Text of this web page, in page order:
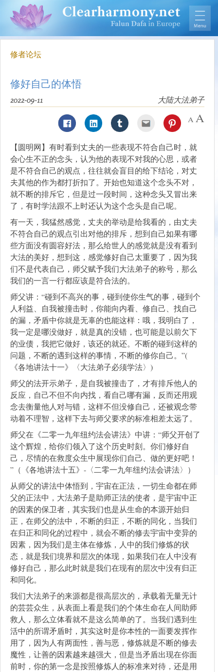
修者论坛
修好自己的体悟
大陆大法弟子
2022-09-11
【圆明网】有时看到丈夫的一些表现不符合自己时，就
会心生不正的念头，认为他的表现不对我的心思，或者
是不符合自己的观点，往往就会盲目的给下结论，对丈
夫其他的作为都打折扣了。开始也知道这个念头不对，
就不断的排斥它，但是过一段时间，这种念头又冒出来
了，有时学法跟不上时还认为这个念头是自己呢。
有一天，我猛然感觉，丈夫的举动是给我看的，由丈夫
不符合自己的观点引出对他的排斥，想到自己如果有哪
些方面没有圆容好法，那么给世人的感觉就是没有看到
大法的美好，想到这，感觉修好自己太重要了，因为我
们不是代表自己，师父赋予我们大法弟子的称号，那么
我们的一言一行都应该是符合法的。
师父讲：“碰到不高兴的事，碰到使你生气的事，碰到个
人利益、自我被撞击时，你能向内看、修自己、找自己
的漏，矛盾中你就是无辜的也能这样：哦，我明白了，
我一定是哪没做好，就是真的没错，也可能是以前欠下
的业债，我把它做好，该还的就还。不断的碰到这样的
问题，不断的遇到这样的事情，不断的修你自己。”(
《各地讲法十一》〈大法弟子必须学法〉)
师父的法开示弟子，是自我被撞击了，才有排斥他人的
反应，自己不但不向内找，看自己哪有漏，反而还用观
念去衡量他人对与错，这样不但没修自己，还被观念带
动着不理智，这样下去与师父要求的标准相差太远了。
师父在《二零一九年纽约法会讲法》中讲：“师父开创了
这个辉煌，给你们领入了这个历史时刻。你们修好自
己，尽情的在救度众生中展现你们自己、做的更好吧！
”（《各地讲法十五》-〈二零一九年纽约法会讲法〉）
从师父的讲法中体悟到，宇宙在正法，一切生命都在师
父的正法中，大法弟子是助师正法的使者，是宇宙中正
的因素的保卫者，其实我们也是从生命的本源开始归
正，在师父的法中，不断的归正，不断的同化，当我们
在归正和同化的过程中，就会不断的修去宇宙中变异的
因素，因为我们是主体在修炼，人中的我们修炼的状
态，就是我们境界和层次的体现，如果我们在人中没有
修好自己，那么此时就是我们在现有的层次中没有归正
和同化。
我们大法弟子的来源都是很高层次的，承载着无量无计
的芸芸众生，从表面上看是我们的个体生命在人间助师
救人，那么立体看就不是这么简单的了。当我们遇到生
活中的所谓矛盾时，其实这时是你本性的一面要发挥作
用了，因为人有两面性，善与恶，修炼就是不断的修去
魔性，让善的因素越来越强大，但是当矛盾出现在你面
前时，你的第一念是按照修炼人的标准来对待，还是用